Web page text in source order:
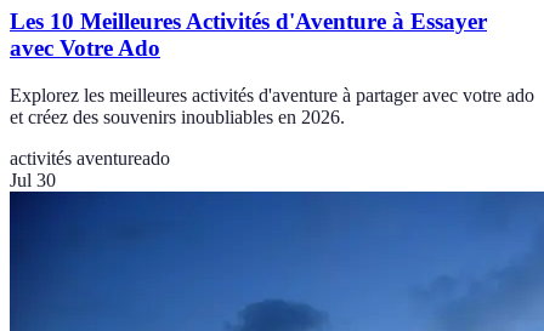
Les 10 Meilleures Activités d'Aventure à Essayer
avec Votre Ado
Explorez les meilleures activités d'aventure à partager avec votre ado
et créez des souvenirs inoubliables en 2026.
activités aventureado
Jul 30